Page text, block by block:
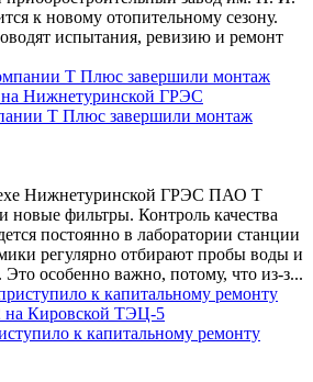
к новому отопительному сезону.
испытания, ревизию и ремонт
Т Плюс завершили монтаж
Нижнетуринской ГРЭС ПАО Т
новые фильтры. Контроль качества
постоянно в лаборатории станции
регулярно отбирают пробы воды и
Это особенно важно, потому, что из-з...
к капитальному ремонту